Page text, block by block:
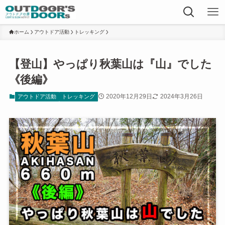
ホーム アウトドア活動 トレッキング
【登山】やっぱり秋葉山は『山』でした
《後編》
アウトドア活動 トレッキング 2020年12月29日 2024年3月26日